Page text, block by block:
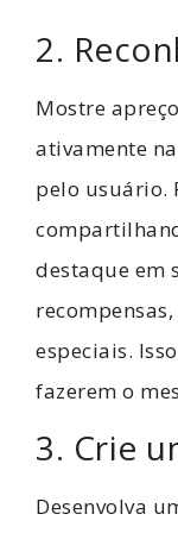
2.
Mostre
ativamente
pelo usuário.
destaque em
especiais.
fazerem o
3. Crie
Desenvolva